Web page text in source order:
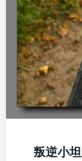
叛逆小